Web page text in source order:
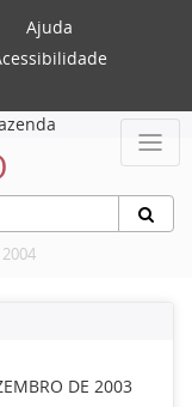
Ajuda
2004
DE 2003